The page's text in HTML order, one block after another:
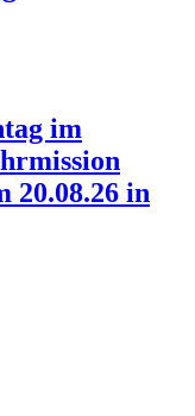
im
20.08.26 in